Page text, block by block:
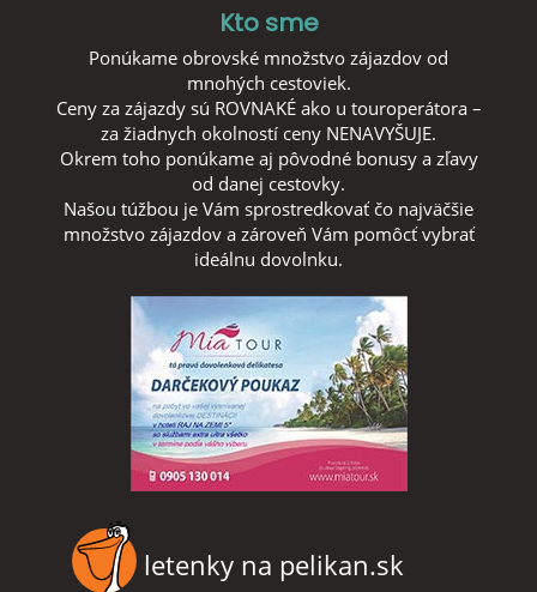
Kto sme
Ponúkame obrovské množstvo zájazdov od
mnohých cestoviek.
Ceny za zájazdy sú ROVNAKÉ ako u touroperátora –
za žiadnych okolností ceny NENAVYŠUJE.
Okrem toho ponúkame aj pôvodné bonusy a zľavy
od danej cestovky.
Našou túžbou je Vám sprostredkovať čo najväčšie
množstvo zájazdov a zároveň Vám pomôcť vybrať
ideálnu dovolnku.
letenky na pelikan.sk